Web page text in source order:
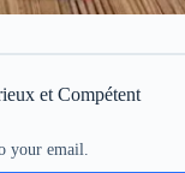
et Compétent
your email.